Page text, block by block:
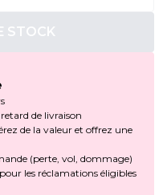
STOCK
de livraison
de la valeur et offrez une
(perte, vol, dommage)
les réclamations éligibles